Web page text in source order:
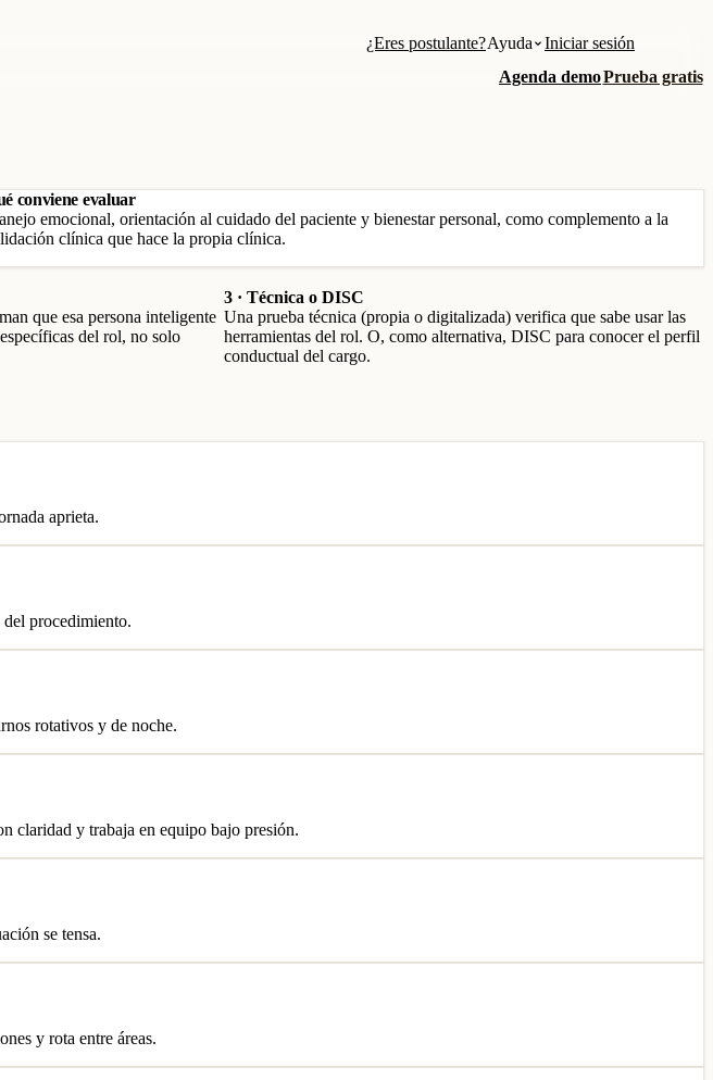
¿Eres postulante?Ayuda
Iniciar sesión
Agenda demoPrueba gratis
conviene evaluar
emocional, orientación al cuidado del paciente y bienestar personal, como complemento a la
clínica que hace la propia clínica.
que esa persona inteligente
del rol, no solo
3 · Técnica o DISC
Una prueba técnica (propia o digitalizada) verifica que sabe usar las
herramientas del rol. O, como alternativa, DISC para conocer el perfil
conductual del cargo.
aprieta.
procedimiento.
rotativos y de noche.
claridad y trabaja en equipo bajo presión.
se tensa.
y rota entre áreas.